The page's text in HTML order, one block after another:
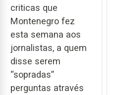
criticas que
Montenegro fez
esta semana aos
jornalistas, a quem
disse serem
“sopradas”
perguntas através